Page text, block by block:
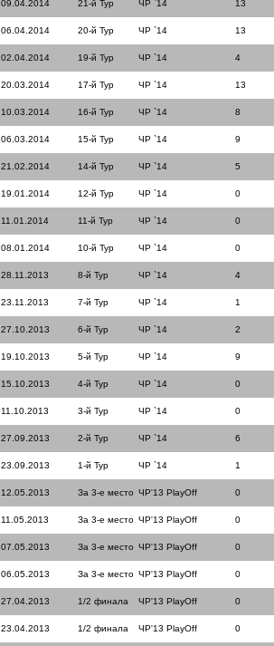
09.04.2014 21-й Тур ЧР `14 13
06.04.2014 20-й Тур ЧР `14 13
02.04.2014 19-й Тур ЧР `14 4
20.03.2014 17-й Тур ЧР `14 13
10.03.2014 16-й Тур ЧР `14 8
06.03.2014 15-й Тур ЧР `14 9
21.02.2014 14-й Тур ЧР `14 5
19.01.2014 12-й Тур ЧР `14 0
11.01.2014 11-й Тур ЧР `14 0
08.01.2014 10-й Тур ЧР `14 0
28.11.2013 8-й Тур ЧР `14 4
23.11.2013 7-й Тур ЧР `14 1
27.10.2013 6-й Тур ЧР `14 2
19.10.2013 5-й Тур ЧР `14 9
15.10.2013 4-й Тур ЧР `14 0
11.10.2013 3-й Тур ЧР `14 0
27.09.2013 2-й Тур ЧР `14 6
23.09.2013 1-й Тур ЧР `14 1
12.05.2013 За 3-е место ЧР'13 PlayOff 0
11.05.2013 За 3-е место ЧР'13 PlayOff 0
07.05.2013 За 3-е место ЧР'13 PlayOff 0
06.05.2013 За 3-е место ЧР'13 PlayOff 0
27.04.2013 1/2 финала ЧР'13 PlayOff 0
23.04.2013 1/2 финала ЧР'13 PlayOff 0